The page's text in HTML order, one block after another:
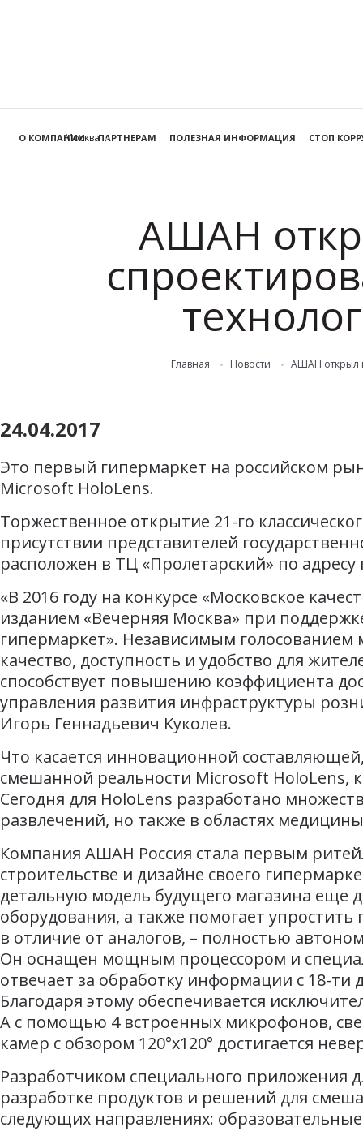
Москва
О КОМПАНИИ ПАРТНЕРАМ ПОЛЕЗНАЯ ИНФОРМАЦИЯ СТОП
АШАН
Главная Новости АШАН открыл
24.04.2017
Это первый гипермаркет на российском
Microsoft HoloLens.
Торжественное открытие 21-го
присутствии представителей
расположен в ТЦ «Пролетарский» по
«В 2016 году на конкурсе «Московское
изданием «Вечерняя Москва» при
гипермаркет». Независимым
качество, доступность и удобство для
способствует повышению коэффициента
управления развития инфраструктуры
Игорь Геннадьевич Куколев.
Что касается инновационной
смешанной реальности Microsoft HoloLens,
Сегодня для HoloLens разработано
развлечений, но также в областях
Компания АШАН Россия стала первым
строительстве и дизайне своего
детальную модель будущего магазина еще
оборудования, а также помогает
в отличие от аналогов, – полностью
Он оснащен мощным процессором и
отвечает за обработку информации с 18-ти
Благодаря этому обеспечивается
А с помощью 4 встроенных микрофонов,
камер с обзором 120°x120° достигается
Разработчиком специального приложения
разработке продуктов и решений для
следующих направлениях: